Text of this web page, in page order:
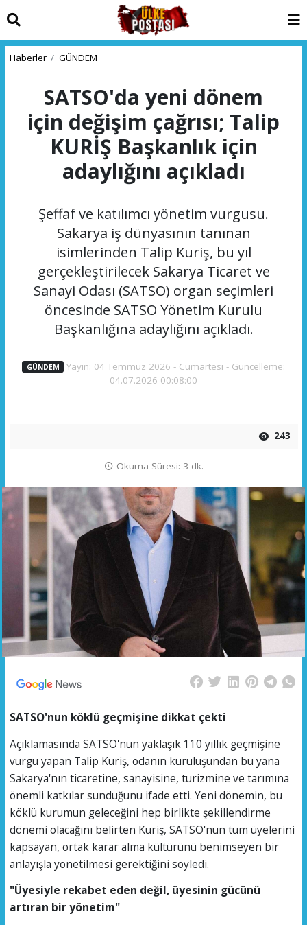
Haberler GÜNDEM
SATSO'da yeni dönem
için değişim çağrısı; Talip
KURİŞ Başkanlık için
adaylığını açıkladı
Şeffaf ve katılımcı yönetim vurgusu.
Sakarya iş dünyasının tanınan
isimlerinden Talip Kuriş, bu yıl
gerçekleştirilecek Sakarya Ticaret ve
Sanayi Odası (SATSO) organ seçimleri
öncesinde SATSO Yönetim Kurulu
Başkanlığına adaylığını açıkladı.
GÜNDEM
Yayın: 04 Temmuz 2026 - Cumartesi - Güncelleme:
04.07.2026 00:08:00
243
Okuma Süresi: 3 dk.
SATSO'nun köklü geçmişine dikkat çekti
Açıklamasında SATSO'nun yaklaşık 110 yıllık geçmişine
vurgu yapan Talip Kuriş, odanın kuruluşundan bu yana
Sakarya'nın ticaretine, sanayisine, turizmine ve tarımına
önemli katkılar sunduğunu ifade etti. Yeni dönemin, bu
köklü kurumun geleceğini hep birlikte şekillendirme
dönemi olacağını belirten Kuriş, SATSO'nun tüm üyelerini
kapsayan, ortak karar alma kültürünü benimseyen bir
anlayışla yönetilmesi gerektiğini söyledi.
"Üyesiyle rekabet eden değil, üyesinin gücünü
artıran bir yönetim"